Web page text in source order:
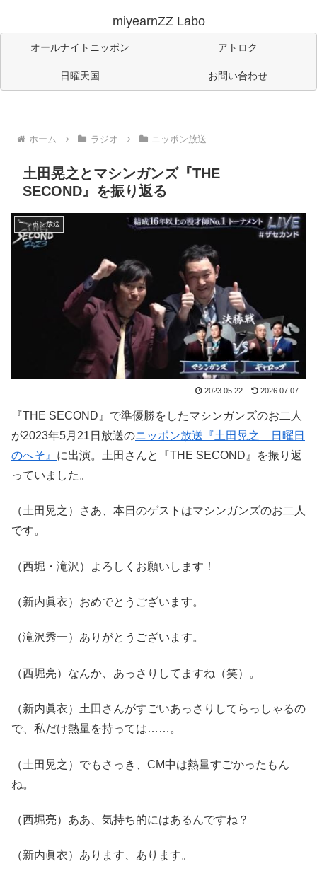
miyearnZZ Labo
オールナイトニッポン アトロク
日曜天国 お問い合わせ
ホーム ラジオ ニッポン放送
土田晃之とマシンガンズ『THE
SECOND』を振り返る
ニッポン放送
2023.05.22 2026.07.07
『THE SECOND』で準優勝をしたマシンガンズのお二人
が2023年5月21日放送のニッポン放送『土田晃之 日曜日
のへそ』 に出演。土田さんと『THE SECOND』を振り返
っていました。
（土田晃之）さあ、本日のゲストはマシンガンズのお二人
です。
（西堀・滝沢）よろしくお願いします！
（新内眞衣）おめでとうございます。
（滝沢秀一）ありがとうございます。
（西堀亮）なんか、あっさりしてますね（笑）。
（新内眞衣）土田さんがすごいあっさりしてらっしゃるの
で、私だけ熱量を持っては……。
（土田晃之）でもさっき、CM中は熱量すごかったもん
ね。
（西堀亮）ああ、気持ち的にはあるんですね？
（新内眞衣）あります、あります。